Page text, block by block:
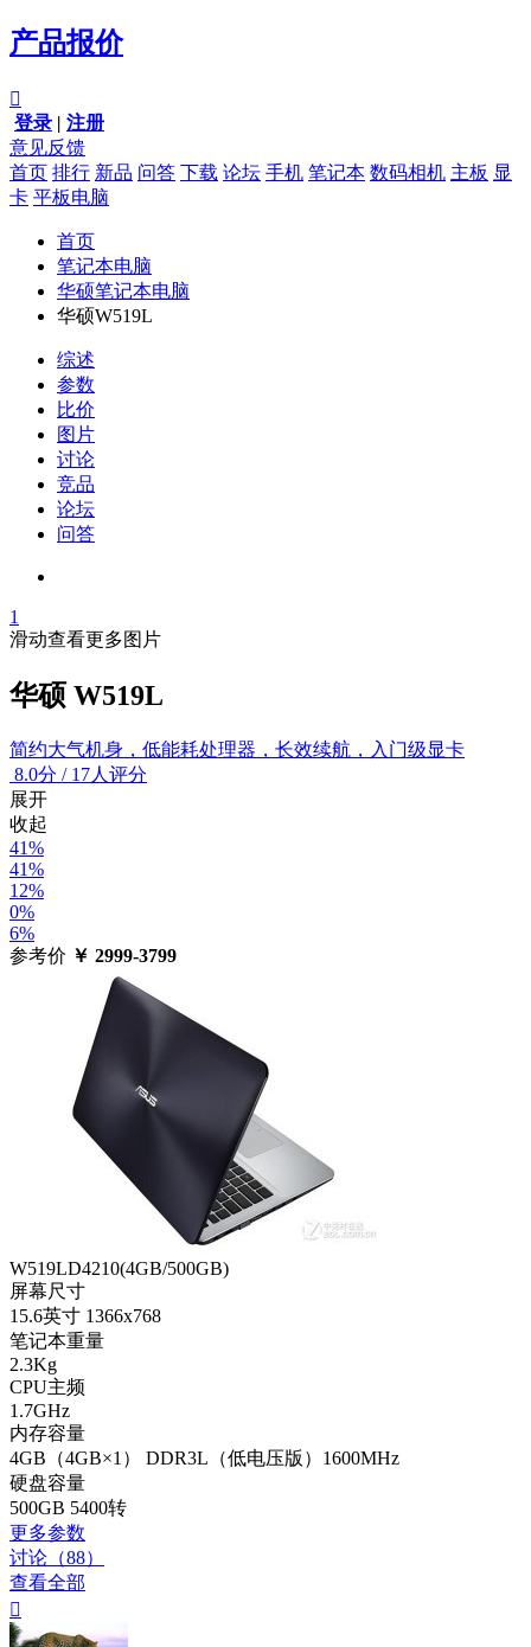
产品报价

登录 | 注册
意见反馈
首页 排行 新品 问答 下载 论坛 手机 笔记本 数码相机 主板 显
卡 平板电脑
首页
笔记本电脑
华硕笔记本电脑
华硕W519L
综述
参数
比价
图片
讨论
竞品
论坛
问答
1
滑动查看更多图片
华硕 W519L
简约大气机身，低能耗处理器，长效续航，入门级显卡
8.0分 / 17人评分
展开
收起
41%
41%
12%
0%
6%
参考价 ￥ 2999-3799
W519LD4210(4GB/500GB)
屏幕尺寸
15.6英寸 1366x768
笔记本重量
2.3Kg
CPU主频
1.7GHz
内存容量
4GB（4GB×1） DDR3L（低电压版）1600MHz
硬盘容量
500GB 5400转
更多参数
讨论（88）
查看全部
